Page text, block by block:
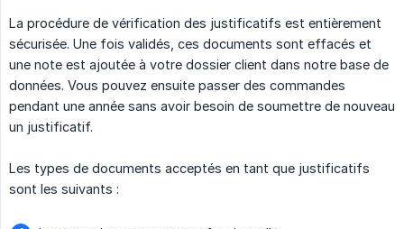
La procédure de vérification des justificatifs est entièrement
sécurisée. Une fois validés, ces documents sont effacés et
une note est ajoutée à votre dossier client dans notre base de
données. Vous pouvez ensuite passer des commandes
pendant une année sans avoir besoin de soumettre de nouveau
un justificatif.
Les types de documents acceptés en tant que justificatifs
sont les suivants :